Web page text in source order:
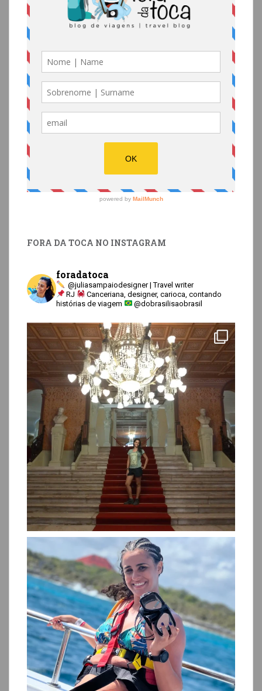
FORA DA TOCA NO INSTAGRAM
foradatoca
@juliasampaiodesigner | Travel writer
RJ
Canceriana, designer, carioca, contando
histórias de viagem
@dobrasilisaobrasil